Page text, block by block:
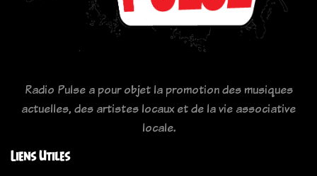
Radio Pulse a pour objet la promotion des musiques
actuelles, des artistes locaux et de la vie associative
locale.
Liens Utiles